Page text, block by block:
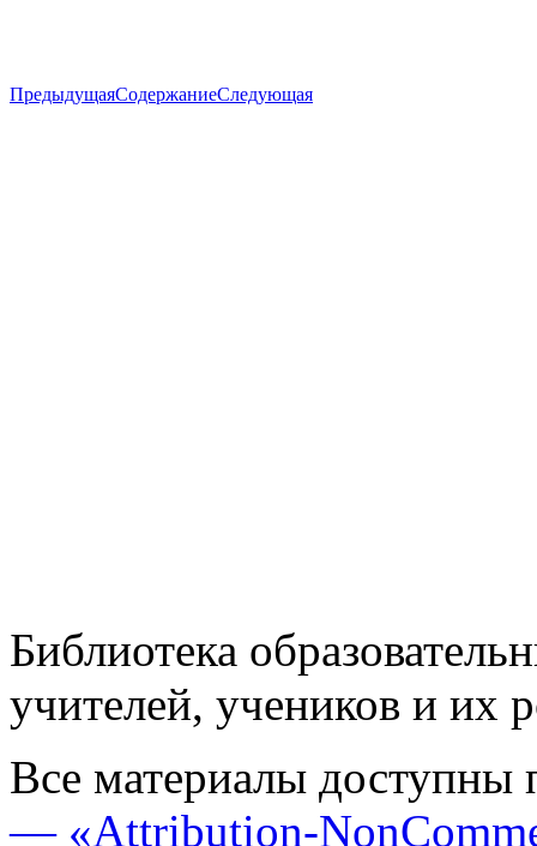
ПредыдущаяСодержаниеСледующая
Библиотека
учителей, учеников и их
Все материалы доступны
— «Attribution-